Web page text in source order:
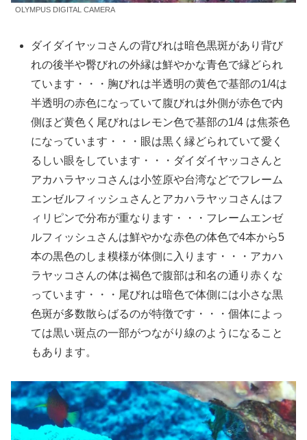
OLYMPUS DIGITAL CAMERA
ダイダイヤッコさんの背びれは暗色黒斑があり背び
れの後半や臀びれの外縁は鮮やかな青色で縁どられ
ています・・・胸びれは半透明の黄色で基部の1/4は
半透明の赤色になっていて腹びれは外側が赤色で内
側ほど黄色く尾びれはレモン色で基部の1/4 は焦茶色
になっています・・・眼は黒く縁どられていて愛く
るしい眼をしています・・・ダイダイヤッコさんと
アカハラヤッコさんは小笠原や台湾などでフレーム
エンゼルフィッシュさんとアカハラヤッコさんはフ
ィリピンで分布が重なります・・・フレームエンゼ
ルフィッシュさんは鮮やかな赤色の体色で4本から5
本の黒色のしま模様が体側に入ります・・・アカハ
ラヤッコさんの体は褐色で腹部は和名の通り赤くな
っています・・・尾びれは暗色で体側には小さな黒
色斑が多数散らばるのが特徴です・・・個体によっ
ては黒い斑点の一部がつながり線のようになること
もあります。